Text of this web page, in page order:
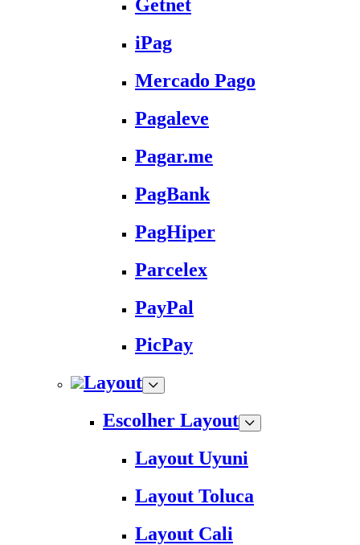
Getnet
iPag
Mercado Pago
Pagaleve
Pagar.me
PagBank
PagHiper
Parcelex
PayPal
PicPay
Layout
Escolher Layout
Layout Uyuni
Layout Toluca
Layout Cali